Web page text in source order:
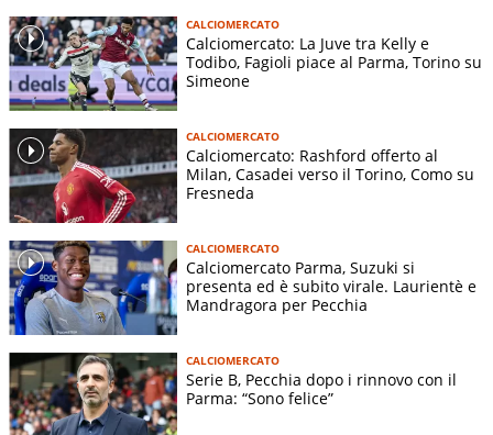
CALCIOMERCATO
Calciomercato: La Juve tra Kelly e
Todibo, Fagioli piace al Parma, Torino su
Simeone
CALCIOMERCATO
Calciomercato: Rashford offerto al
Milan, Casadei verso il Torino, Como su
Fresneda
CALCIOMERCATO
Calciomercato Parma, Suzuki si
presenta ed è subito virale. Laurientè e
Mandragora per Pecchia
CALCIOMERCATO
Serie B, Pecchia dopo i rinnovo con il
Parma: “Sono felice”